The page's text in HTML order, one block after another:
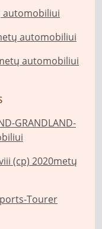
automobiliui
automobiliui
automobiliui
GRANDLAND-
(cp) 2020metų
Tourer